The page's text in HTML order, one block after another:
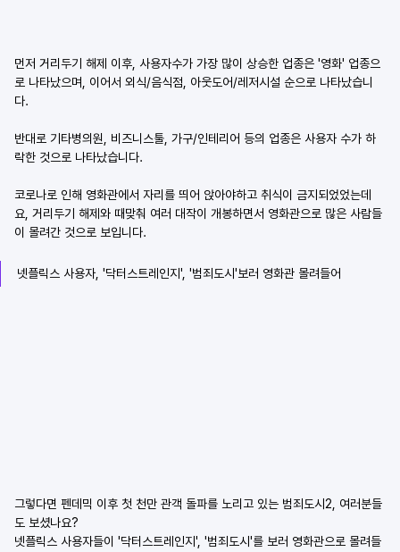
먼저 거리두기 해제 이후, 사용자수가 가장 많이 상승한 업종은 '영화' 업종으
로 나타났으며, 이어서 외식/음식점, 아웃도어/레저시설 순으로 나타났습니
다.
반대로 기타병의원, 비즈니스툴, 가구/인테리어 등의 업종은 사용자 수가 하
락한 것으로 나타났습니다.
코로나로 인해 영화관에서 자리를 띄어 앉아야하고 취식이 금지되었었는데
요, 거리두기 해제와 때맞춰 여러 대작이 개봉하면서 영화관으로 많은 사람들
이 몰려간 것으로 보입니다.
넷플릭스 사용자, '닥터스트레인지', '범죄도시'보러 영화관 몰려들어
그렇다면 펜데믹 이후 첫 천만 관객 돌파를 노리고 있는 범죄도시2, 여러분들
도 보셨나요?
넷플릭스 사용자들이 '닥터스트레인지', '범죄도시'를 보러 영화관으로 몰려들